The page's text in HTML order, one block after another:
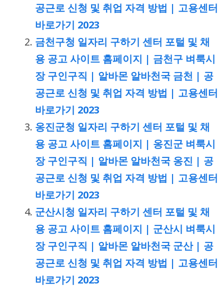
공근로 신청 및 취업 자격 방법 | 고용센터
바로가기 2023
금천구청 일자리 구하기 센터 포털 및 채
용 공고 사이트 홈페이지 | 금천구 벼룩시
장 구인구직 | 알바몬 알바천국 금천 | 공
공근로 신청 및 취업 자격 방법 | 고용센터
바로가기 2023
옹진군청 일자리 구하기 센터 포털 및 채
용 공고 사이트 홈페이지 | 옹진군 벼룩시
장 구인구직 | 알바몬 알바천국 옹진 | 공
공근로 신청 및 취업 자격 방법 | 고용센터
바로가기 2023
군산시청 일자리 구하기 센터 포털 및 채
용 공고 사이트 홈페이지 | 군산시 벼룩시
장 구인구직 | 알바몬 알바천국 군산 | 공
공근로 신청 및 취업 자격 방법 | 고용센터
바로가기 2023